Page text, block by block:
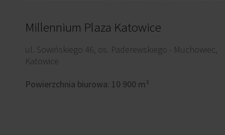
Millennium Plaza Katowice
ul. Sowińskiego 46, os. Paderewskiego - Muchowiec,
Katowice
Powierzchnia biurowa: 10 900 m²